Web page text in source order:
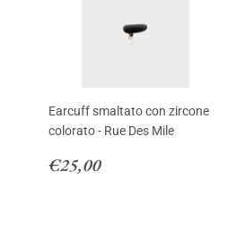
Earcuff smaltato con zircone
colorato - Rue Des Mile
Regular
price
€25,00€25,00